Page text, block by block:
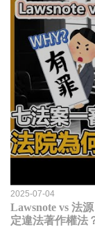
2025-07-04
Lawsnote vs 法
定違法著作權法